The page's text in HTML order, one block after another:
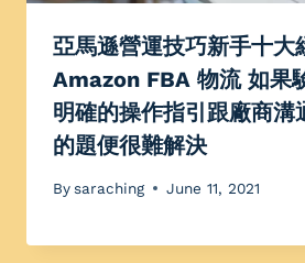
亞馬遜營運技巧新手十大
Amazon FBA 物流 如果
明確的操作指引跟廠商溝
的題便很難解決
Bysaraching June 11, 2021